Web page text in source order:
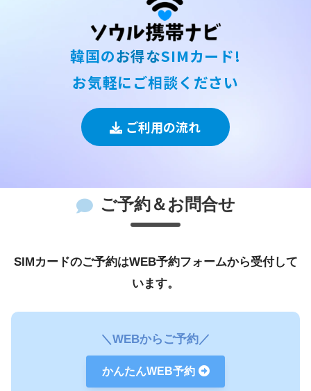
そのまま使える！電話番号移行サービス
ソウル携帯ナビの先払いSIMカードをご契約中のお客様は免除と
要で、使用に一部制限があることがございます。訪問予約前に公式
ラインへお問い合わせください。
能です。183日以内に解約される場合は、違約金5万ウォンが別途
発生します。
後払いプランは外国人登録証(在留期間残余30日以上)のみでご利用
外国人登録証名義の契約の場合、外国人登録証の満了期日もしくは
ビザの満了期日とともに利用の延長や各手続きが行えなくなります
使用期間の延長が必要になるため速やかに公式ラインへお問い合わ
のご購入店舗にお問い合わせくださいませ。
外国籍の通信回線は制限があるため、同名義で複数のご契約は不可
韓国のお得なSIMカード!
お気軽にご相談ください
ご利用の流れ
ご予約＆お問合せ
SIMカードのご予約はWEB予約フォームから受付して
います。
＼WEBからご予約／
かんたんWEB予約